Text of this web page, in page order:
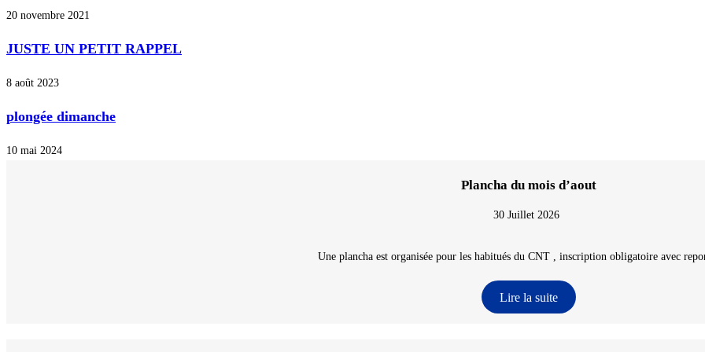
20 novembre 2021
JUSTE UN PETIT RAPPEL
8 août 2023
plongée dimanche
10 mai 2024
Plancha du mois d’aout
30 Juillet 2026
Une plancha est organisée pour les habitués du CNT , inscription obligatoire avec
Lire la suite